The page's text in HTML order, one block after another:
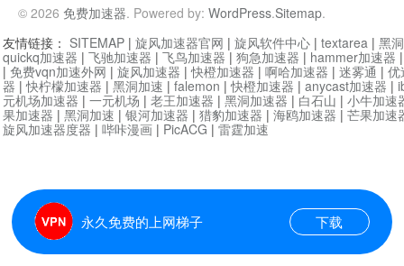
© 2026 免费加速器. Powered by: WordPress.Sitemap.
永久免费的上网梯子 下载
友情链接： SITEMAP | 旋风加速器官网 | 旋风软件中心 | textarea | 黑
quickq加速器 | 飞驰加速器 | 飞鸟加速器 | 狗急加速器 | hammer加速器
| 免费vqn加速外网 | 旋风加速器 |快橙加速器 | 啊哈加速器 | 迷雾通 | 优
器 |快柠檬加速器 | 黑洞加速 | falemon |快橙加速器 | anycast加速器 |
元机场加速器 | 一元机场 | 老王加速器 | 黑洞加速器 | 白石山 | 小牛加速
果加速器 | 黑洞加速 | 银河加速器 | 猎豹加速器 | 海鸥加速器 | 芒果加速
旋风加速器度器 | 哔咔漫画 | PicACG | 雷霆加速